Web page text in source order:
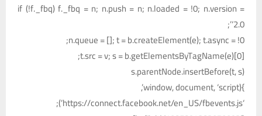
if (!f._fbq) f._fbq = n; n.push = n; n.loaded = !0; n.version =
‘2.0’;
n.queue = []; t = b.createElement(e); t.async = !0;
t.src = v; s = b.getElementsByTagName(e)[0];
s.parentNode.insertBefore(t, s)
}(window, document, ‘script’,
‘https://connect.facebook.net/en_US/fbevents.js’);